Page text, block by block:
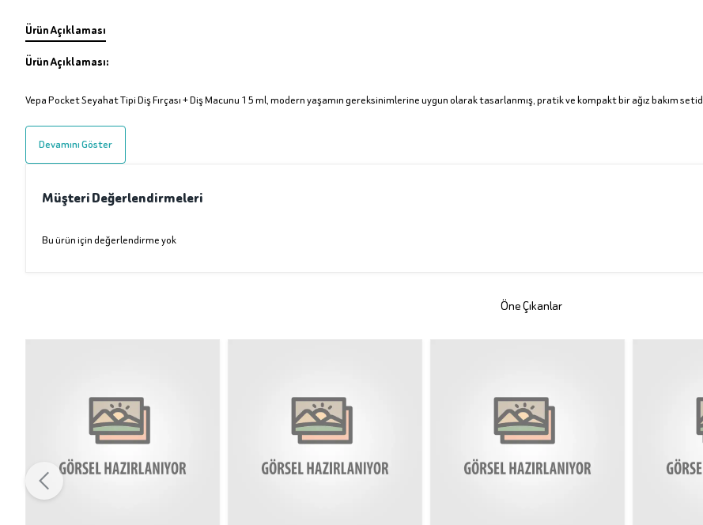
Ürün Açıklaması
Ürün Açıklaması:
Vepa Pocket Seyahat Tipi Diş Fırçası + Diş Macunu 15 ml, modern yaşamın gereksinimlerine uygun olarak tasarlanmış, pratik ve kompakt bir ağız bakım setid
Devamını Göster
Müşteri Değerlendirmeleri
Bu ürün için değerlendirme yok
Öne Çıkanlar